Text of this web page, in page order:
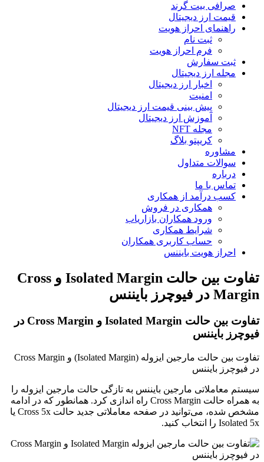
صرافی بیت گرند
قیمت ارز دیجیتال
راهنمای احراز هویت
ثبت نام
فرم احراز هویت
ثبت سفارش
مجله ارز دیجیتال
اخبار ارز دیجیتال
امنیت
پیش بینی قیمت ارز دیجیتال
آموزش ارز دیجیتال
مجله NFT
کریپتو بلاگ
مشاوره
سوالات متداول
درباره
تماس با ما
کسب درآمد از همکاری
همکاری در فروش
ورود همکاران بازاریاب
شرایط همکاری
حساب کاربری همکاران
احراز هویت بایننس
تفاوت بین حالت Isolated Margin و Cross
Margin در فیوچرز بایننس
تفاوت بین حالت Isolated Margin و Cross Margin در
فیوچرز بایننس
تفاوت بین حالت مارجین ایزوله (Isolated Margin) و Cross Margin
در فیوچرز بایننس
سیستم معاملاتی مارجین بایننس به تازگی حالت مارجین ایزوله را
به همراه حالت Cross Margin راه اندازی کرد. همانطور که در ادامه
مشخص شده، می‌توانید در صفحه معاملاتی جدید حالت Cross 5x یا
Isolated 5x را انتخاب کنید.